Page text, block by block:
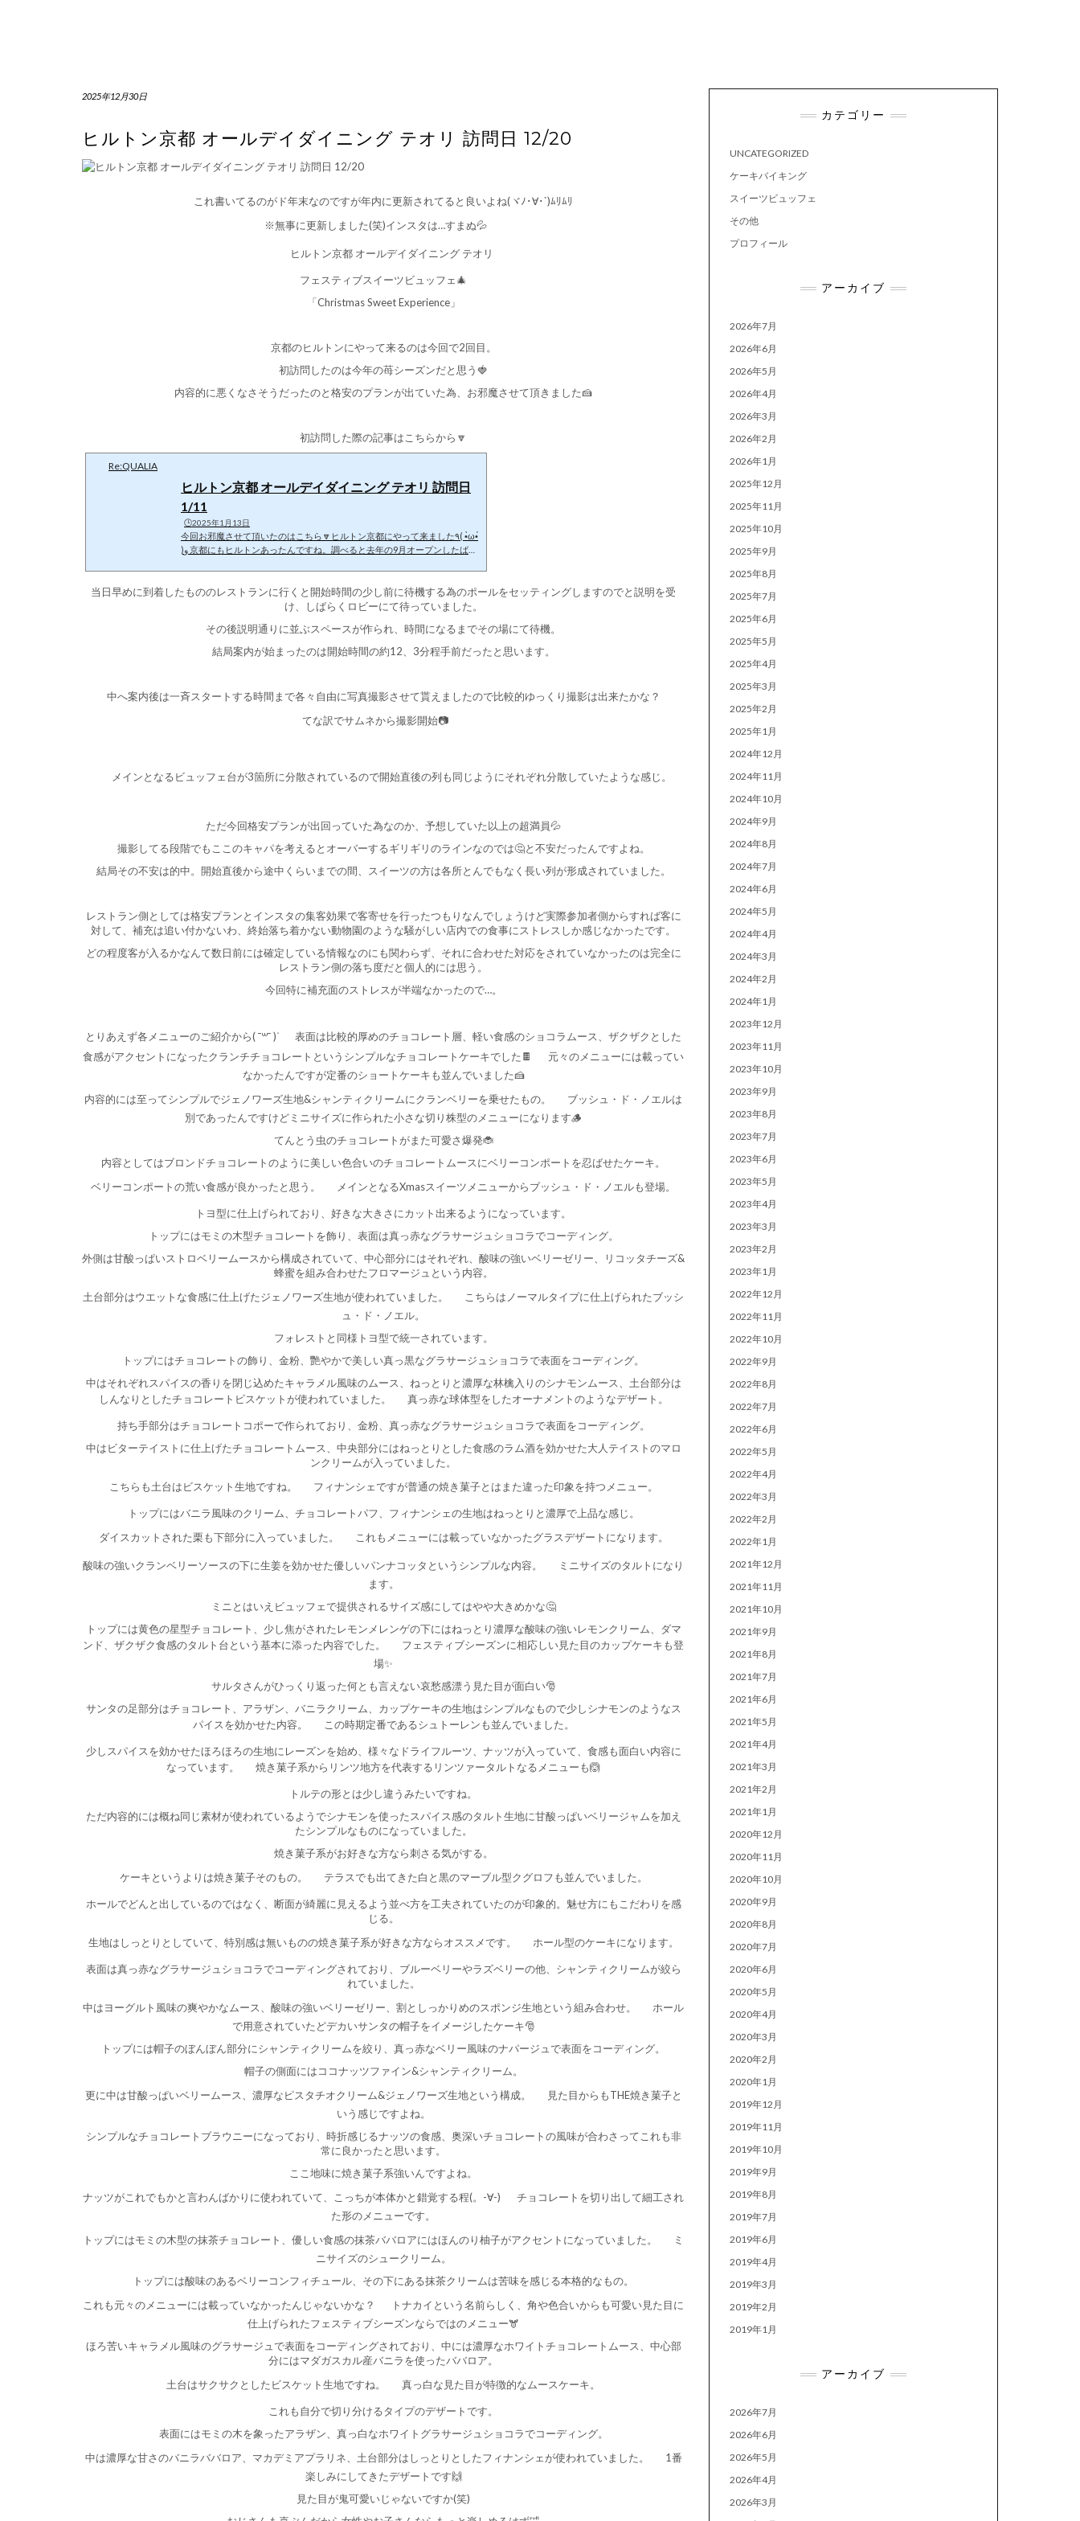
2025年12月30日
ヒルトン京都 オールデイダイニング テオリ 訪問日 12/20
これ書いてるのがド年末なのですが年内に更新されてると良いよね(ヾﾉ･∀･`)ﾑﾘﾑﾘ
※無事に更新しました(笑)インスタは…すまぬ💦
ヒルトン京都 オールデイダイニング テオリ
フェスティブスイーツビュッフェ🎄
「Christmas Sweet Experience」
京都のヒルトンにやって来るのは今回で2回目。
初訪問したのは今年の苺シーズンだと思う🍓
内容的に悪くなさそうだったのと格安のプランが出ていた為、お邪魔させて頂きました🍰
初訪問した際の記事はこちらから🔽
Re:QUALIA
ヒルトン京都 オールデイダイニング テオリ 訪問日
1/11
🕒️2025年1月13日
今回お邪魔させて頂いたのはこちら🔽ヒルトン京都にやって来ました‪٩( •̀ω•́
)ﻭ 京都にもヒルトンあったんですね。調べると去年の9月オープンしたばか
地下鉄、あるいはその他の路線で行く方が近いと思う。 別件で予定を組ん
でいたので私は河原町経由にてホテルに向かいましたが。 にしても外国人
当日早めに到着したもののレストランに行くと開始時間の少し前に待機する為のポールをセッティングしますのでと説明を受
け、しばらくロビーにて待っていました。
その後説明通りに並ぶスペースが作られ、時間になるまでその場にて待機。
結局案内が始まったのは開始時間の約12、3分程手前だったと思います。
中へ案内後は一斉スタートする時間まで各々自由に写真撮影させて貰えましたので比較的ゆっくり撮影は出来たかな？
てな訳でサムネから撮影開始📷️
メインとなるビュッフェ台が3箇所に分散されているので開始直後の列も同じようにそれぞれ分散していたような感じ。
ただ今回格安プランが出回っていた為なのか、予想していた以上の超満員💦
撮影してる段階でもここのキャパを考えるとオーバーするギリギリのラインなのでは🤔と不安だったんですよね。
結局その不安は的中。開始直後から途中くらいまでの間、スイーツの方は各所とんでもなく長い列が形成されていました。
レストラン側としては格安プランとインスタの集客効果で客寄せを行ったつもりなんでしょうけど実際参加者側からすれば客に
対して、補充は追い付かないわ、終始落ち着かない動物園のような騒がしい店内での食事にストレスしか感じなかったです。
どの程度客が入るかなんて数日前には確定している情報なのにも関わらず、それに合わせた対応をされていなかったのは完全に
レストラン側の落ち度だと個人的には思う。
今回特に補充面のストレスが半端なかったので…。
とりあえず各メニューのご紹介から( ¯꒳​¯ )ᐝ
表面は比較的厚めのチョコレート層、軽い食感のショコラムース、ザクザクとした
食感がアクセントになったクランチチョコレートというシンプルなチョコレートケーキでした🍫
元々のメニューには載ってい
なかったんですが定番のショートケーキも並んでいました🍰
内容的には至ってシンプルでジェノワーズ生地&シャンティクリームにクランベリーを乗せたもの。
ブッシュ・ド・ノエルは
別であったんですけどミニサイズに作られた小さな切り株型のメニューになります🪵
てんとう虫のチョコレートがまた可愛さ爆発🐞
内容としてはブロンドチョコレートのように美しい色合いのチョコレートムースにベリーコンポートを忍ばせたケーキ。
ベリーコンポートの荒い食感が良かったと思う。
メインとなるXmasスイーツメニューからブッシュ・ド・ノエルも登場。
トヨ型に仕上げられており、好きな大きさにカット出来るようになっています。
トップにはモミの木型チョコレートを飾り、表面は真っ赤なグラサージュショコラでコーディング。
外側は甘酸っぱいストロベリームースから構成されていて、中心部分にはそれぞれ、酸味の強いベリーゼリー、リコッタチーズ&
蜂蜜を組み合わせたフロマージュという内容。
土台部分はウエットな食感に仕上げたジェノワーズ生地が使われていました。
こちらはノーマルタイプに仕上げられたブッシ
ュ・ド・ノエル。
フォレストと同様トヨ型で統一されています。
トップにはチョコレートの飾り、金粉、艷やかで美しい真っ黒なグラサージュショコラで表面をコーディング。
中はそれぞれスパイスの香りを閉じ込めたキャラメル風味のムース、ねっとりと濃厚な林檎入りのシナモンムース、土台部分は
しんなりとしたチョコレートビスケットが使われていました。
真っ赤な球体型をしたオーナメントのようなデザート。
持ち手部分はチョコレートコポーで作られており、金粉、真っ赤なグラサージュショコラで表面をコーディング。
中はビターテイストに仕上げたチョコレートムース、中央部分にはねっとりとした食感のラム酒を効かせた大人テイストのマロ
ンクリームが入っていました。
こちらも土台はビスケット生地ですね。
フィナンシェですが普通の焼き菓子とはまた違った印象を持つメニュー。
トップにはバニラ風味のクリーム、チョコレートパフ、フィナンシェの生地はねっとりと濃厚で上品な感じ。
ダイスカットされた栗も下部分に入っていました。
これもメニューには載っていなかったグラスデザートになります。
酸味の強いクランベリーソースの下に生姜を効かせた優しいパンナコッタというシンプルな内容。
ミニサイズのタルトになり
ます。
ミニとはいえビュッフェで提供されるサイズ感にしてはやや大きめかな🤔
トップには黄色の星型チョコレート、少し焦がされたレモンメレンゲの下にはねっとり濃厚な酸味の強いレモンクリーム、ダマ
ンド、ザクザク食感のタルト台という基本に添った内容でした。
フェスティブシーズンに相応しい見た目のカップケーキも登
場✨
サルタさんがひっくり返った何とも言えない哀愁感漂う見た目が面白い🎅
サンタの足部分はチョコレート、アラザン、バニラクリーム、カップケーキの生地はシンプルなもので少しシナモンのようなス
パイスを効かせた内容。
この時期定番であるシュトーレンも並んでいました。
少しスパイスを効かせたほろほろの生地にレーズンを始め、様々なドライフルーツ、ナッツが入っていて、食感も面白い内容に
なっています。
焼き菓子系からリンツ地方を代表するリンツァータルトなるメニューも🙆
トルテの形とは少し違うみたいですね。
ただ内容的には概ね同じ素材が使われているようでシナモンを使ったスパイス感のタルト生地に甘酸っぱいベリージャムを加え
たシンプルなものになっていました。
焼き菓子系がお好きな方なら刺さる気がする。
ケーキというよりは焼き菓子そのもの。
テラスでも出てきた白と黒のマーブル型クグロフも並んでいました。
ホールでどんと出しているのではなく、断面が綺麗に見えるよう並べ方を工夫されていたのが印象的。魅せ方にもこだわりを感
じる。
生地はしっとりとしていて、特別感は無いものの焼き菓子系が好きな方ならオススメです。
ホール型のケーキになります。
表面は真っ赤なグラサージュショコラでコーディングされており、ブルーベリーやラズベリーの他、シャンティクリームが絞ら
れていました。
中はヨーグルト風味の爽やかなムース、酸味の強いベリーゼリー、割としっかりめのスポンジ生地という組み合わせ。
ホール
で用意されていたどデカいサンタの帽子をイメージしたケーキ🎅
トップには帽子のぼんぼん部分にシャンティクリームを絞り、真っ赤なベリー風味のナパージュで表面をコーディング。
帽子の側面にはココナッツファイン&シャンティクリーム。
更に中は甘酸っぱいベリームース、濃厚なピスタチオクリーム&ジェノワーズ生地という構成。
見た目からもTHE焼き菓子と
いう感じですよね。
シンプルなチョコレートブラウニーになっており、時折感じるナッツの食感、奥深いチョコレートの風味が合わさってこれも非
常に良かったと思います。
ここ地味に焼き菓子系強いんですよね。
ナッツがこれでもかと言わんばかりに使われていて、こっちが本体かと錯覚する程(。-∀-)
チョコレートを切り出して細工され
た形のメニューです。
トップにはモミの木型の抹茶チョコレート、優しい食感の抹茶ババロアにはほんのり柚子がアクセントになっていました。
ミ
ニサイズのシュークリーム。
トップには酸味のあるベリーコンフィチュール、その下にある抹茶クリームは苦味を感じる本格的なもの。
これも元々のメニューには載っていなかったんじゃないかな？
トナカイという名前らしく、角や色合いからも可愛い見た目に
仕上げられたフェスティブシーズンならではのメニュー🫎
ほろ苦いキャラメル風味のグラサージュで表面をコーディングされており、中には濃厚なホワイトチョコレートムース、中心部
分にはマダガスカル産バニラを使ったババロア。
土台はサクサクとしたビスケット生地ですね。
真っ白な見た目が特徴的なムースケーキ。
これも自分で切り分けるタイプのデザートです。
表面にはモミの木を象ったアラザン、真っ白なホワイトグラサージュショコラでコーディング。
中は濃厚な甘さのバニラババロア、マカデミアプラリネ、土台部分はしっとりとしたフィナンシェが使われていました。
1番
楽しみにしてきたデザートです🙌
見た目が鬼可愛いじゃないですか(笑)
カテゴリー
UNCATEGORIZED
ケーキバイキング
スイーツビュッフェ
その他
プロフィール
アーカイブ
2026年7月
2026年6月
2026年5月
2026年4月
2026年3月
2026年2月
2026年1月
2025年12月
2025年11月
2025年10月
2025年9月
2025年8月
2025年7月
2025年6月
2025年5月
2025年4月
2025年3月
2025年2月
2025年1月
2024年12月
2024年11月
2024年10月
2024年9月
2024年8月
2024年7月
2024年6月
2024年5月
2024年4月
2024年3月
2024年2月
2024年1月
2023年12月
2023年11月
2023年10月
2023年9月
2023年8月
2023年7月
2023年6月
2023年5月
2023年4月
2023年3月
2023年2月
2023年1月
2022年12月
2022年11月
2022年10月
2022年9月
2022年8月
2022年7月
2022年6月
2022年5月
2022年4月
2022年3月
2022年2月
2022年1月
2021年12月
2021年11月
2021年10月
2021年9月
2021年8月
2021年7月
2021年6月
2021年5月
2021年4月
2021年3月
2021年2月
2021年1月
2020年12月
2020年11月
2020年10月
2020年9月
2020年8月
2020年7月
2020年6月
2020年5月
2020年4月
2020年3月
2020年2月
2020年1月
2019年12月
2019年11月
2019年10月
2019年9月
2019年8月
2019年7月
2019年6月
2019年4月
2019年3月
2019年2月
2019年1月
アーカイブ
2026年7月
2026年6月
2026年5月
2026年4月
2026年3月